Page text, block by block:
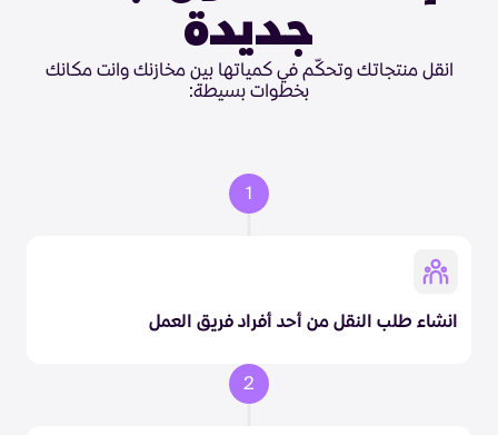
جديدة
انقل منتجاتك وتحكّم في كمياتها بين مخازنك وانت مكانك
بخطوات بسيطة:
1
انشاء طلب النقل من أحد أفراد فريق العمل
2